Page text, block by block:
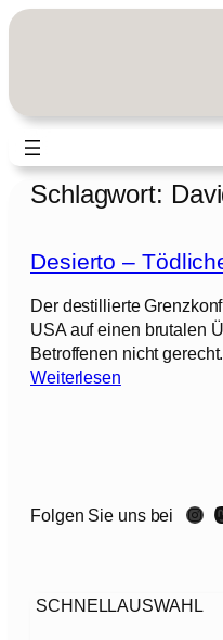
Zum
Schlagwort:
Desierto –
Der destillierte
USA auf einen brutalen
Betroffenen nicht gerecht.
Weiterlesen:
r
–
Folgen Sie uns bei Instagram Mastodon
SCHNELLAUSWAHL